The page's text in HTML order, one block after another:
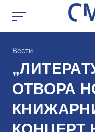
КАтегорија
Вести
ОТВОРА